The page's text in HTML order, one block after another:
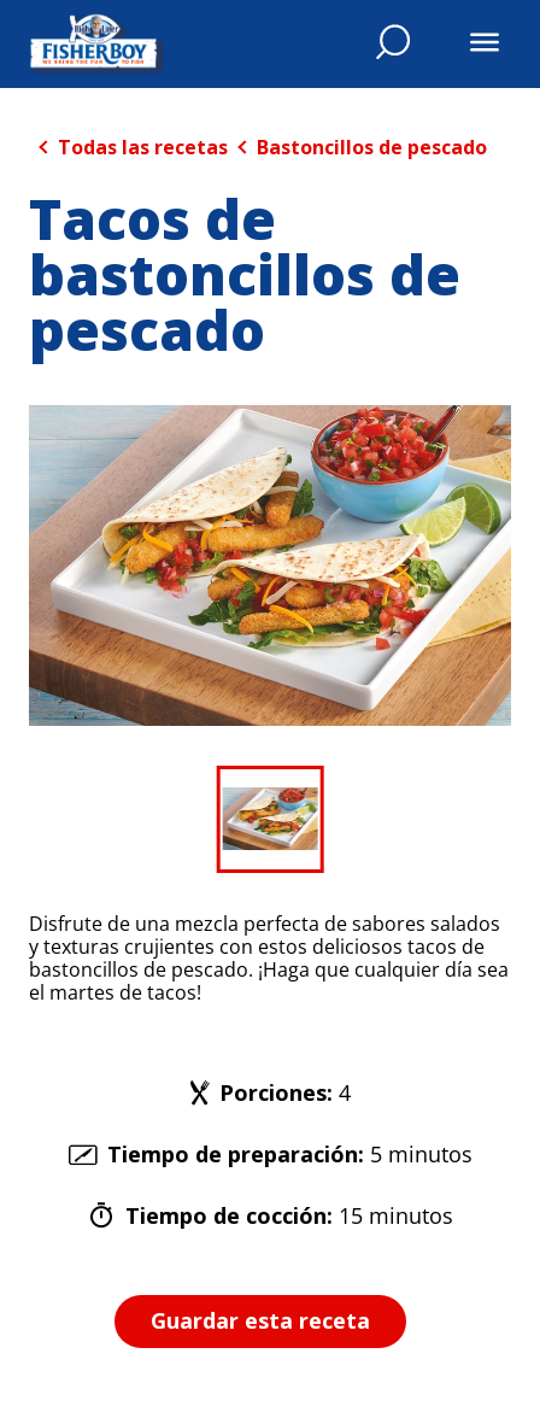
Todas las recetas Bastoncillos de pescado
Tacos de
bastoncillos de
pescado
Disfrute de una mezcla perfecta de sabores salados
y texturas crujientes con estos deliciosos tacos de
bastoncillos de pescado. ¡Haga que cualquier día sea
el martes de tacos!
Porciones: 4
Tiempo de preparación: 5 minutos
Tiempo de cocción: 15 minutos
Guardar esta receta